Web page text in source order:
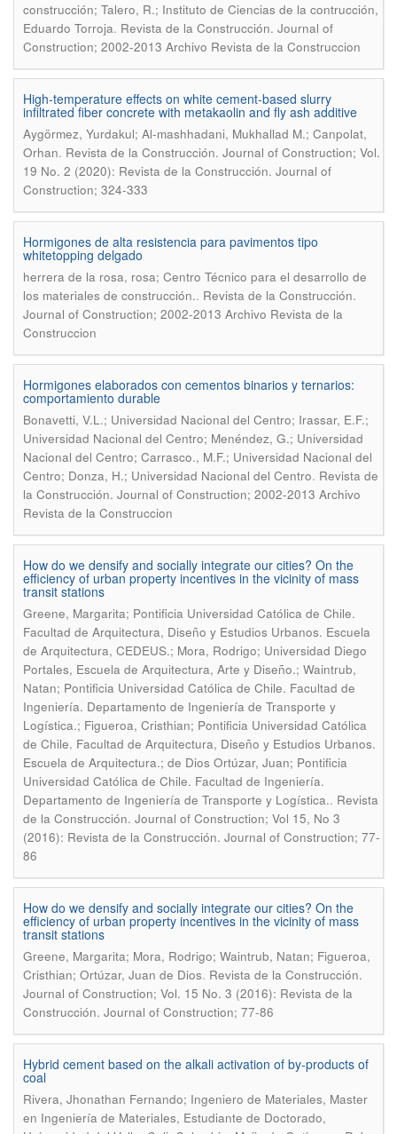
construcción; Talero, R.; Instituto de Ciencias de la contrucción,
Eduardo Torroja. Revista de la Construcción. Journal of
Construction; 2002-2013 Archivo Revista de la Construccion
High-temperature effects on white cement-based slurry
infiltrated fiber concrete with metakaolin and fly ash additive
Aygörmez, Yurdakul; Al-mashhadani, Mukhallad M.; Canpolat,
Orhan. Revista de la Construcción. Journal of Construction; Vol.
19 No. 2 (2020): Revista de la Construcción. Journal of
Construction; 324-333
Hormigones de alta resistencia para pavimentos tipo
whitetopping delgado
herrera de la rosa, rosa; Centro Técnico para el desarrollo de
los materiales de construcción.. Revista de la Construcción.
Journal of Construction; 2002-2013 Archivo Revista de la
Construccion
Hormigones elaborados con cementos binarios y ternarios:
comportamiento durable
Bonavetti, V.L.; Universidad Nacional del Centro; Irassar, E.F.;
Universidad Nacional del Centro; Menéndez, G.; Universidad
Nacional del Centro; Carrasco., M.F.; Universidad Nacional del
Centro; Donza, H.; Universidad Nacional del Centro. Revista de
la Construcción. Journal of Construction; 2002-2013 Archivo
Revista de la Construccion
How do we densify and socially integrate our cities? On the
efficiency of urban property incentives in the vicinity of mass
transit stations
Greene, Margarita; Pontificia Universidad Católica de Chile.
Facultad de Arquitectura, Diseño y Estudios Urbanos. Escuela
de Arquitectura, CEDEUS.; Mora, Rodrigo; Universidad Diego
Portales, Escuela de Arquitectura, Arte y Diseño.; Waintrub,
Natan; Pontificia Universidad Católica de Chile. Facultad de
Ingeniería. Departamento de Ingeniería de Transporte y
Logística.; Figueroa, Cristhian; Pontificia Universidad Católica
de Chile. Facultad de Arquitectura, Diseño y Estudios Urbanos.
Escuela de Arquitectura.; de Dios Ortúzar, Juan; Pontificia
Universidad Católica de Chile. Facultad de Ingeniería.
Departamento de Ingeniería de Transporte y Logística.. Revista
de la Construcción. Journal of Construction; Vol 15, No 3
(2016): Revista de la Construcción. Journal of Construction; 77-
86
How do we densify and socially integrate our cities? On the
efficiency of urban property incentives in the vicinity of mass
transit stations
Greene, Margarita; Mora, Rodrigo; Waintrub, Natan; Figueroa,
Cristhian; Ortúzar, Juan de Dios. Revista de la Construcción.
Journal of Construction; Vol. 15 No. 3 (2016): Revista de la
Construcción. Journal of Construction; 77-86
Hybrid cement based on the alkali activation of by-products of
coal
Rivera, Jhonathan Fernando; Ingeniero de Materiales, Master
en Ingeniería de Materiales, Estudiante de Doctorado,